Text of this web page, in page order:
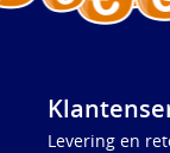
Levering en